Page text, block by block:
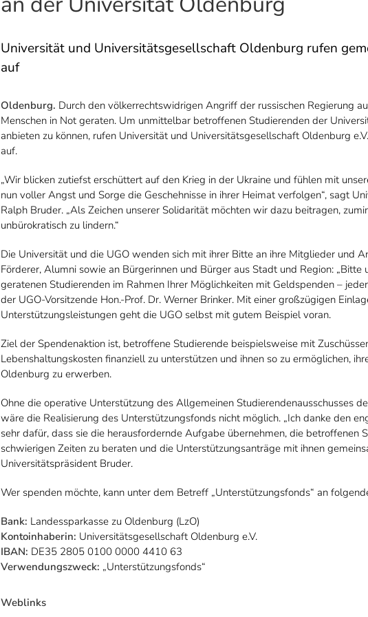
Universität und Universitätsgesellschaft Oldenburg rufen
auf
Oldenburg. Durch den völkerrechtswidrigen Angriff der russischen Regierung
Menschen in Not geraten. Um unmittelbar betroffenen Studierenden der
anbieten zu können, rufen Universität und Universitätsgesellschaft Oldenburg
auf.
„Wir blicken zutiefst erschüttert auf den Krieg in der Ukraine und fühlen mit
nun voller Angst und Sorge die Geschehnisse in ihrer Heimat verfolgen“, sagt
Ralph Bruder. „Als Zeichen unserer Solidarität möchten wir dazu beitragen,
unbürokratisch zu lindern.“
Die Universität und die UGO wenden sich mit ihrer Bitte an ihre Mitglieder und
Förderer, Alumni sowie an Bürgerinnen und Bürger aus Stadt und Region: „Bitte
geratenen Studierenden im Rahmen Ihrer Möglichkeiten mit Geldspenden –
der UGO-Vorsitzende Hon.-Prof. Dr. Werner Brinker. Mit einer großzügigen
Unterstützungsleistungen geht die UGO selbst mit gutem Beispiel voran.
Ziel der Spendenaktion ist, betroffene Studierende beispielsweise mit
Lebenshaltungskosten finanziell zu unterstützen und ihnen so zu ermöglichen,
Oldenburg zu erwerben.
Ohne die operative Unterstützung des Allgemeinen Studierendenausschusses
wäre die Realisierung des Unterstützungsfonds nicht möglich. „Ich danke den
sehr dafür, dass sie die herausfordernde Aufgabe übernehmen, die betroffenen
schwierigen Zeiten zu beraten und die Unterstützungsanträge mit ihnen
Universitätspräsident Bruder.
Wer spenden möchte, kann unter dem Betreff „Unterstützungsfonds“ an
Bank: Landessparkasse zu Oldenburg (LzO)
Kontoinhaberin: Universitätsgesellschaft Oldenburg e.V.
IBAN: DE35 2805 0100 0000 4410 63
Verwendungszweck: „Unterstützungsfonds“
Weblinks